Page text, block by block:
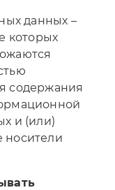
данных –
которых
содержания
и (или)
носители